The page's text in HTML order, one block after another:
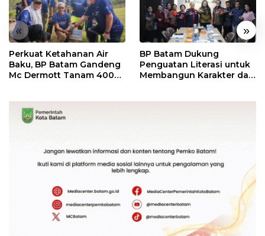
« »
Perkuat Ketahanan Air
Baku, BP Batam Gandeng
Mc Dermott Tanam 400
BP Batam Dukung
Penguatan Literasi untuk
Membangun Karakter dan